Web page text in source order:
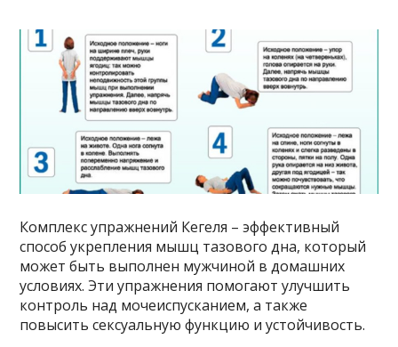
Комплекс упражнений Кегеля – эффективный
способ укрепления мышц тазового дна, который
может быть выполнен мужчиной в домашних
условиях. Эти упражнения помогают улучшить
контроль над мочеиспусканием, а также
повысить сексуальную функцию и устойчивость.